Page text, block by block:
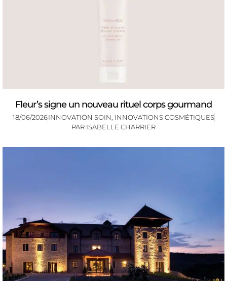
Fleur’s signe un nouveau rituel corps gourmand
18/06/2026INNOVATION SOIN INNOVATIONS COSMÉTIQUES
PAR ISABELLE CHARRIER